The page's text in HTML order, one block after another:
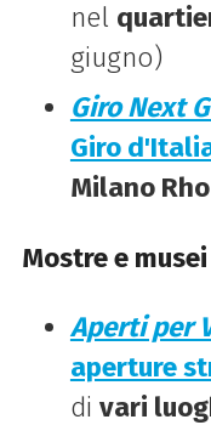
nel
giugno)
Giro Next
Giro
Milano Rho
Mostre e musei
Aperti per
aperture
di vari